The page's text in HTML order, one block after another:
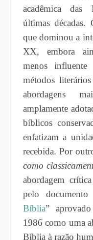
acadêmica das
últimas décadas.
que dominou a
XX, embora
menos
métodos
abordagens
amplamente
bíblicos
enfatizam a
recebida. Por
como
abordagem
pelo documento
Bíblia”
1986 como uma
Bíblia à razão